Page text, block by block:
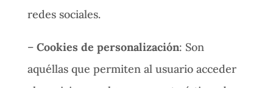
redes sociales.
– Cookies de personalización: Son
aquéllas que permiten al usuario acceder